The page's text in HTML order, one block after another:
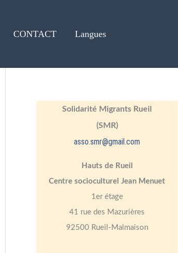
CONTACT Langues
Solidarité Migrants Rueil
(SMR)
asso.smr@gmail.com
Hauts de Rueil
Centre socioculturel Jean Menuet
1er étage
41 rue des Mazurières
92500 Rueil-Malmaison